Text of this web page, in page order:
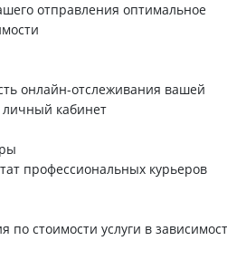
отправления оптимальное
онлайн-отслеживания вашей
личный кабинет
профессиональных курьеров
по стоимости услуги в